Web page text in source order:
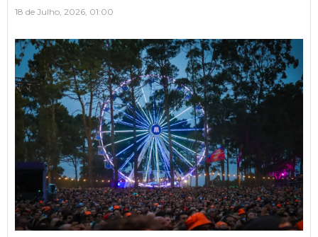
18 de Julho, 2026, 01:00